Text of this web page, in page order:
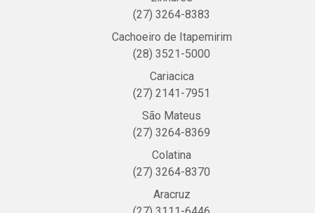
(27) 3264-8383
Cachoeiro de Itapemirim
(28) 3521-5000
Cariacica
(27) 2141-7951
São Mateus
(27) 3264-8369
Colatina
(27) 3264-8370
Aracruz